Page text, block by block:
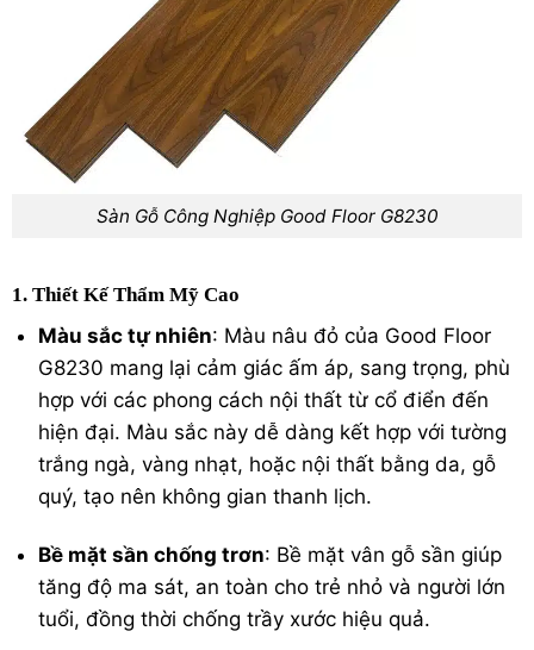
Sàn Gỗ Công Nghiệp Good Floor G8230
1. Thiết Kế Thẩm Mỹ Cao
Màu sắc tự nhiên: Màu nâu đỏ của Good Floor
G8230 mang lại cảm giác ấm áp, sang trọng, phù
hợp với các phong cách nội thất từ cổ điển đến
hiện đại. Màu sắc này dễ dàng kết hợp với tường
trắng ngà, vàng nhạt, hoặc nội thất bằng da, gỗ
quý, tạo nên không gian thanh lịch.
Bề mặt sần chống trơn: Bề mặt vân gỗ sần giúp
tăng độ ma sát, an toàn cho trẻ nhỏ và người lớn
tuổi, đồng thời chống trầy xước hiệu quả.